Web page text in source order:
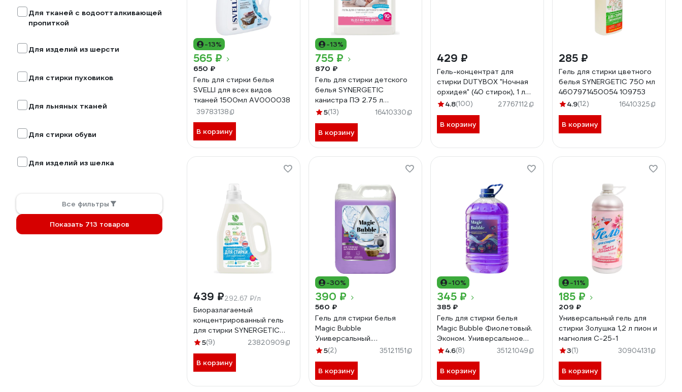
Для тканей с водоотталкивающей
пропиткой
Для изделий из шерсти
Для стирки пуховиков
Для льняных тканей
Для стирки обуви
Для изделий из шелка
Все фильтры
Показать 713 товаров
-13%
565 ₽
650 ₽
Гель для стирки белья
SVELLI для всех видов
тканей 1500мл AV000038
39783138
В корзину
-13%
755 ₽
870 ₽
Гель для стирки детского
белья SYNERGETIC
канистра ПЭ 2.75 л
4623722441812 109271
5(13) 16410330
В корзину
429 ₽
Гель-концентрат для
стирки DUTYBOX "Ночная
орхидея" (40 стирок), 1 л
db-5144
4.8(100) 27767112
В корзину
285 ₽
Гель для стирки цветного
белья SYNERGETIC 750 мл
4607971450054 109753
4.9(12) 16410325
В корзину
439 ₽292.67 ₽/л
Биоразлагаемый
концентрированный гель
для стирки SYNERGETIC
Pure 1.5 л 109806
5(9) 23820909
В корзину
-30%
390 ₽
560 ₽
Гель для стирки белья
Magic Bubble
Универсальный.
Фиолетовый
5(2) 35121151
В корзину
-10%
345 ₽
385 ₽
Гель для стирки белья
Magic Bubble Фиолетовый.
Эконом. Универсальное
4673744888287
4.6(8) 35121049
В корзину
-11%
185 ₽
209 ₽
Универсальный гель для
стирки Золушка 1,2 л пион и
магнолия С-25-1
3(1) 30904131
В корзину